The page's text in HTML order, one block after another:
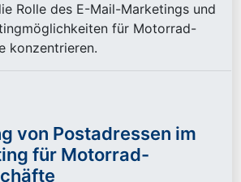
Rolle des E-Mail-Marketings und
für Motorrad-
konzentrieren.
von Postadressen im
für Motorrad-